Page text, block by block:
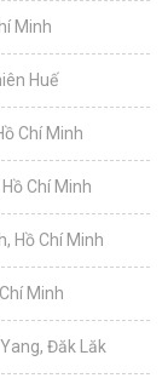
Minh
Huế
Chí Minh
Chí Minh
Hồ Chí Minh
Minh
Đăk Lăk